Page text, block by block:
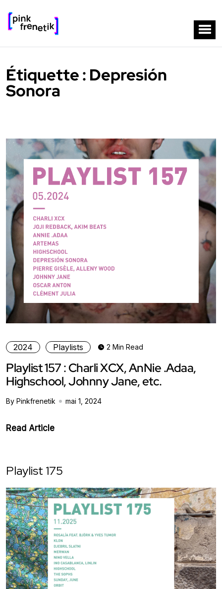
Étiquette : Depresión
Sonora
2024 Playlists 2 Min Read
Playlist 157 : Charli XCX, AnNie .Adaa,
Highschool, Johnny Jane, etc.
By Pinkfrenetik mai 1, 2024
Read Article
Playlist 175